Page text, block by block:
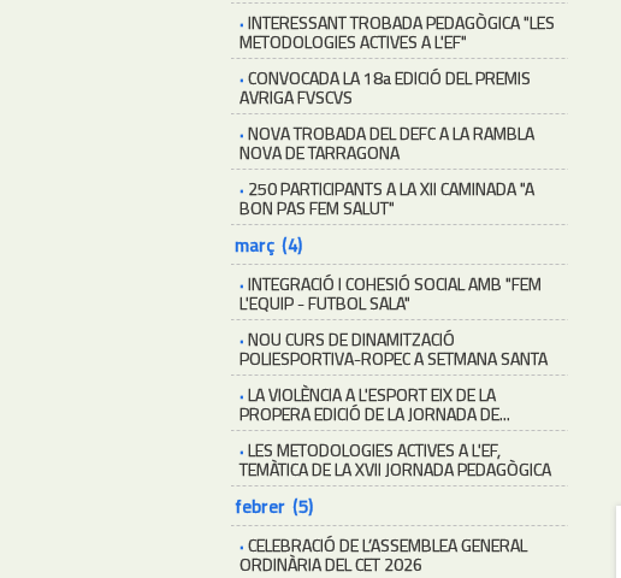
·INTERESSANT TROBADA PEDAGÒGICA "LES
METODOLOGIES ACTIVES A L'EF"
·CONVOCADA LA 18a EDICIÓ DEL PREMIS
AVRIGA FVSCVS
·NOVA TROBADA DEL DEFC A LA RAMBLA
NOVA DE TARRAGONA
· 250 PARTICIPANTS A LA XII CAMINADA "A
BON PAS FEM SALUT"
març (4)
·INTEGRACIÓ I COHESIÓ SOCIAL AMB "FEM
L'EQUIP - FUTBOL SALA"
·NOU CURS DE DINAMITZACIÓ
POLIESPORTIVA-ROPEC A SETMANA SANTA
·LA VIOLÈNCIA A L'ESPORT EIX DE LA
PROPERA EDICIÓ DE LA JORNADA DE...
·LES METODOLOGIES ACTIVES A L'EF,
TEMÀTICA DE LA XVII JORNADA PEDAGÒGICA
febrer (5)
·CELEBRACIÓ DE L’ASSEMBLEA GENERAL
ORDINÀRIA DEL CET 2026